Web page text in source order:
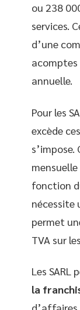
ou 238
services.
d’une
annuelle.
Pour les
excède
fonction
nécessite
permet
TVA sur
Les SARL
la